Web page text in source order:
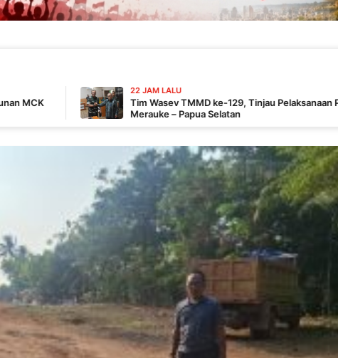
22 JAM LALU
Tim Wasev TMMD ke-129, Tinjau Pelaksanaan Program Di
Merauke – Papua Selatan